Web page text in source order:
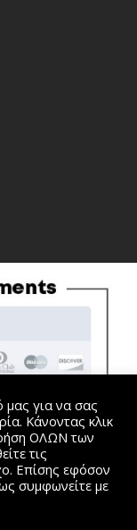
Φ.Π.Α. | Όροι
© 2015-2024
μας για να σας
Κάνοντας κλικ
ΟΛΩΝ των
τις
Επίσης εφόσον
συμφωνείτε με